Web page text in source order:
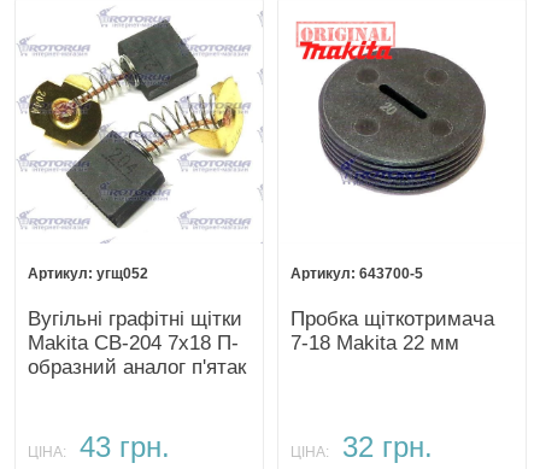
угщ052
Вугільні графітні щітки
Makita CB-204 7х18 П-
образний аналог п'ятак
ЦІНА: 43 грн.
643700-5
Пробка щіткотримача
7-18 Makita 22 мм
ЦІНА: 32 грн.